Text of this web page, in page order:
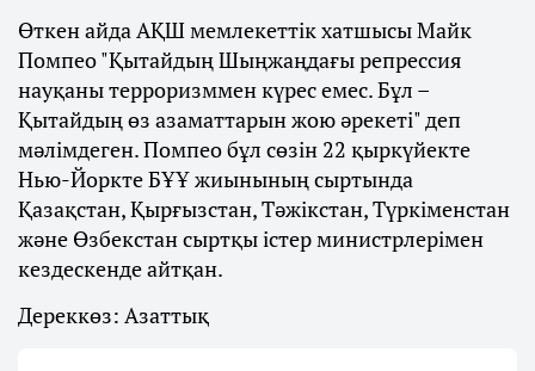
Өткен айда АҚШ мемлекеттік хатшысы Майк
Помпео "Қытайдың Шыңжаңдағы репрессия
науқаны терроризммен күрес емес. Бұл –
Қытайдың өз азаматтарын жою әрекеті" деп
мәлімдеген. Помпео бұл сөзін 22 қыркүйекте
Нью-Йоркте БҰҰ жиынының сыртында
Қазақстан, Қырғызстан, Тәжікстан, Түркіменстан
және Өзбекстан сыртқы істер министрлерімен
кездескенде айтқан.
Дереккөз: Азаттық